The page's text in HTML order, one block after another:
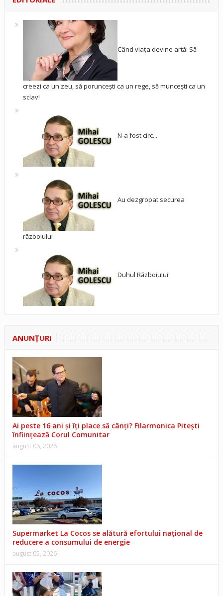
Când viața devine artă: Să
creezi ca un zeu, să poruncești ca un rege, să muncești ca un
sclav!
N-a fost circ...
Au dezgropat securea
războiului
Duhul Războiului
ANUNŢURI
Ai peste 16 ani și îți place să cânți? Filarmonica Pitești
înființează Corul Comunitar
august 06, 2026
Supermarket La Cocos se alătură efortului național de
reducere a consumului de energie
august 05, 2026